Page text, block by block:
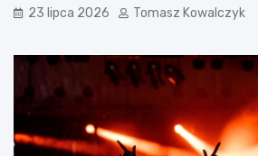
23 lipca 2026 Tomasz Kowalczyk